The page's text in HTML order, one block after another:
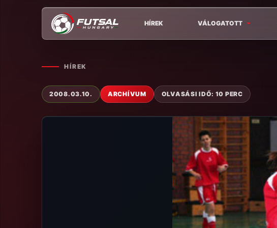
HÍREK VÁLOGATOTT
HÍREK
2008.03.10. ARCHÍVUM OLVASÁSI IDŐ: 10 PERC